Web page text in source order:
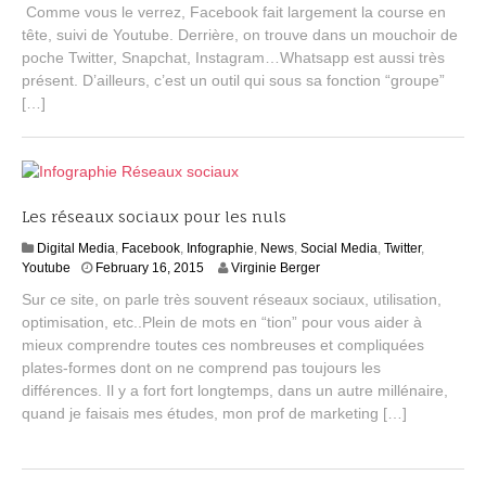
b
e
r
4
Comme vous le verrez, Facebook fait largement la course en
tête, suivi de Youtube. Derrière, on trouve dans un mouchoir de
poche Twitter, Snapchat, Instagram…Whatsapp est aussi très
présent. D’ailleurs, c’est un outil qui sous sa fonction “groupe”
[…]
Les réseaux sociaux pour les nuls
Digital Media, Facebook, Infographie, News, Social Media, Twitter,
Youtube
February 16, 2015J
l
y
2
6
0
Virginie Berger
Sur ce site, on parle très souvent réseaux sociaux, utilisation,
optimisation, etc..Plein de mots en “tion” pour vous aider à
mieux comprendre toutes ces nombreuses et compliquées
plates-formes dont on ne comprend pas toujours les
différences. Il y a fort fort longtemps, dans un autre millénaire,
quand je faisais mes études, mon prof de marketing […]